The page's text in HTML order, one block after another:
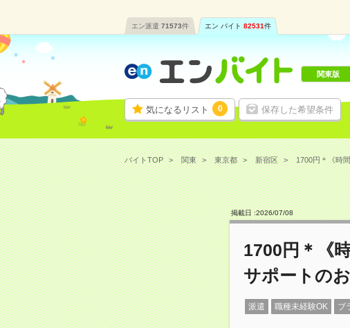
エン派遣 71573件 エン バイト 82531件
気になるリスト 0 保存した希望条件
関東版
バイトTOP 関東 東京都 新宿区 1700円＊《時
掲載日 :2026/07/08
1700円＊《
サポートの
派遣 職種未経験OK ブ